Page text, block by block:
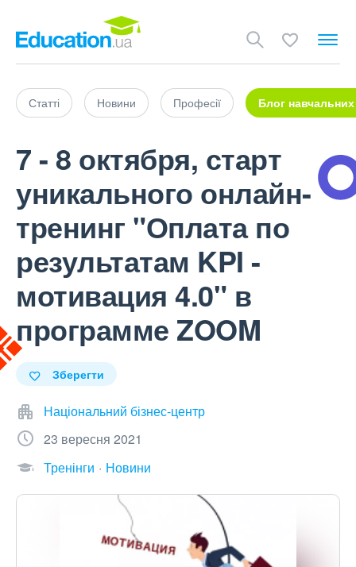
Статті Новини Професії Блог навчальних
7 - 8 октября, старт
уникального онлайн-
тренинг "Оплата по
результатам KPI -
мотивация 4.0" в
программе ZOOM
Зберегти
Національний бізнес-центр
23 вересня 2021
Тренінги
Новини